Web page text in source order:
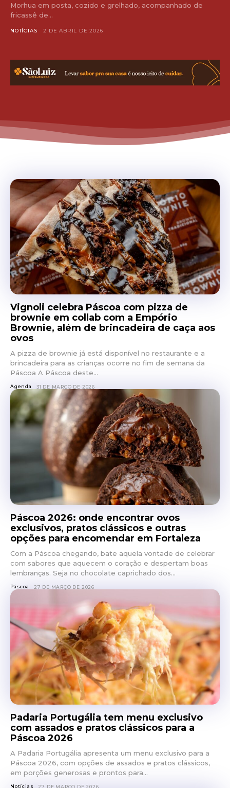
Morhua em posta, cozido e grelhado, acompanhado de
fricassê de...
NOTÍCIAS 2 DE ABRIL DE 2026
Vignoli celebra Páscoa com pizza de
brownie em collab com a Empório
Brownie, além de brincadeira de caça aos
ovos
A pizza de brownie já está disponível no restaurante e a
brincadeira para as crianças ocorre no fim de semana da
Páscoa A Páscoa deste...
Agenda 31 DE MARÇO DE 2026
Páscoa 2026: onde encontrar ovos
exclusivos, pratos clássicos e outras
opções para encomendar em Fortaleza
Com a Páscoa chegando, bate aquela vontade de celebrar
com sabores que aquecem o coração e despertam boas
lembranças. Seja no chocolate caprichado dos...
Páscoa 27 DE MARÇO DE 2026
Padaria Portugália tem menu exclusivo
com assados e pratos clássicos para a
Páscoa 2026
A Padaria Portugália apresenta um menu exclusivo para a
Páscoa 2026, com opções de assados e pratos clássicos,
em porções generosas e prontos para...
Notícias 27 DE MARÇO DE 2026